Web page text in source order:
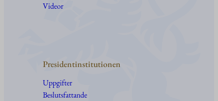
Videor
Presidentinstitutionen
Uppgifter
Beslutsfattande